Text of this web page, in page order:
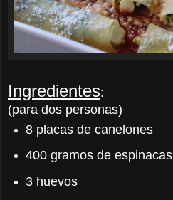
Ingredientes:
(para dos personas)
8 placas de canelones
400 gramos de espinacas
3 huevos